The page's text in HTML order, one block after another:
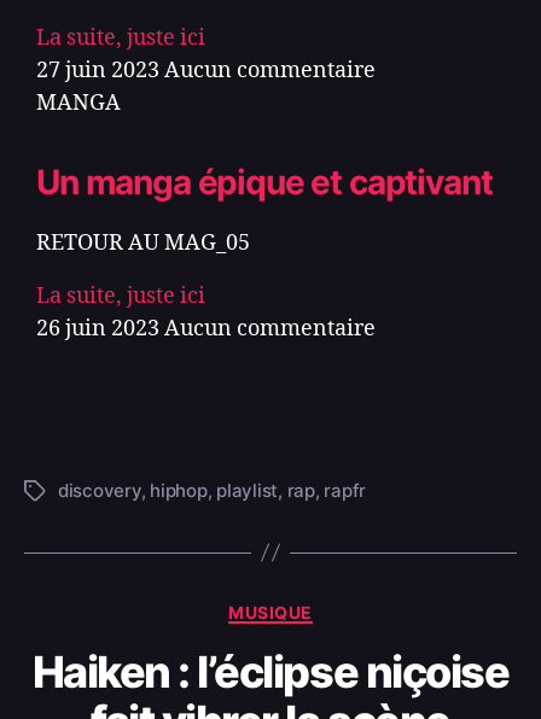
La suite, juste ici
27 juin 2023 Aucun commentaire
MANGA
Un manga épique et captivant
RETOUR AU MAG_05
La suite, juste ici
26 juin 2023 Aucun commentaire
discovery, hiphop, playlist, rap, rapfr
MUSIQUE
Haiken : l’éclipse niçoise